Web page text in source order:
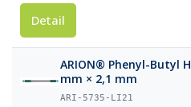
Detail
ARION® Phenyl-Butyl
mm × 2,1 mm
ARI-5735-LI21